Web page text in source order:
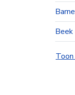
Beek
Beesd